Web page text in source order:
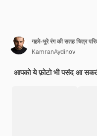
KamranAydinov
आपको ये फ़ोटो भी पसंद आ